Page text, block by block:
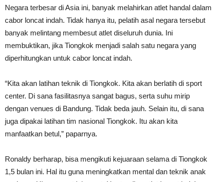
Negara terbesar di Asia ini, banyak melahirkan atlet handal dalam
cabor loncat indah. Tidak hanya itu, pelatih asal negara tersebut
banyak melintang membesut atlet diseluruh dunia. Ini
membuktikan, jika Tiongkok menjadi salah satu negara yang
diperhitungkan untuk cabor loncat indah.
“Kita akan latihan teknik di Tiongkok. Kita akan berlatih di sport
center. Di sana fasilitasnya sangat bagus, serta suhu mirip
dengan venues di Bandung. Tidak beda jauh. Selain itu, di sana
juga dipakai latihan tim nasional Tiongkok. Itu akan kita
manfaatkan betul,” paparnya.
Ronaldy berharap, bisa mengikuti kejuaraan selama di Tiongkok
1,5 bulan ini. Hal itu guna meningkatkan mental dan teknik anak